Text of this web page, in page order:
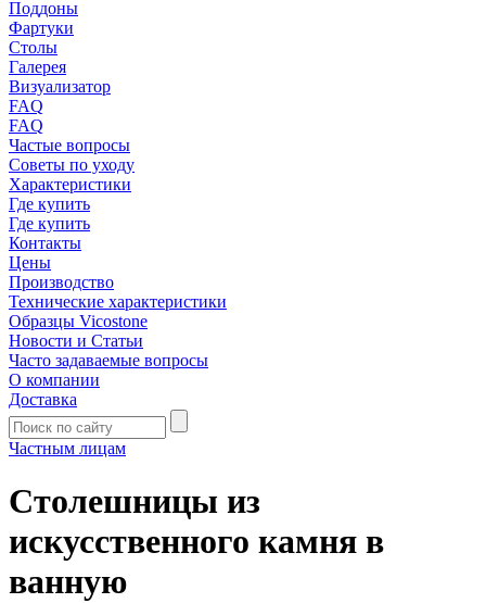
Поддоны
Фартуки
Столы
Галерея
Визуализатор
FAQ
FAQ
Частые вопросы
Советы по уходу
Характеристики
Где купить
Где купить
Контакты
Цены
Производство
Технические характеристики
Образцы Vicostone
Новости и Статьи
Часто задаваемые вопросы
О компании
Доставка
Частным лицам
Столешницы из
искусственного камня в
ванную